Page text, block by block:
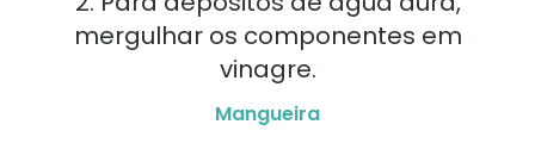
mergulhar os componentes em
vinagre.
Mangueira